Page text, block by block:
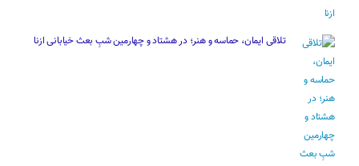
تلاقی ایمان، حماسه و هنر؛ در هشتاد و چهارمین شبِ بعث خیابانی ازنا